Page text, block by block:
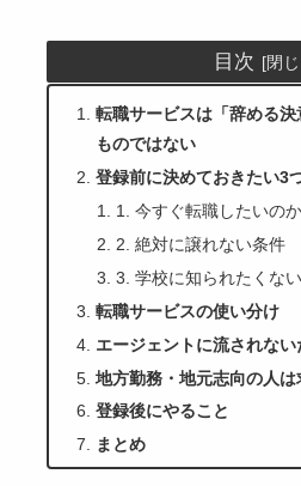
目次
転職サービスは「辞める決
ものではない
登録前に決めておきたい3
1. 今すぐ転職したいの
2. 絶対に譲れない条件
3. 学校に知られたくな
転職サービスの使い分け
エージェントに流されな
地方勤務・地元志向の人
登録後にやること
まとめ